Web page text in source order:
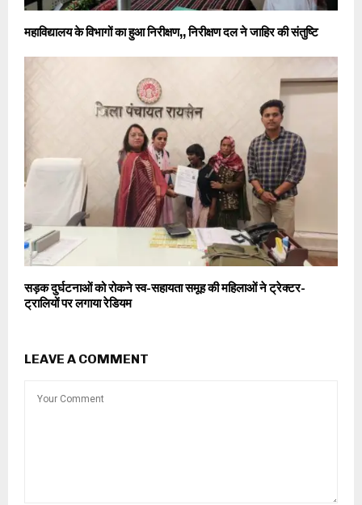
महाविद्यालय के विभागों का हुआ निरीक्षण,, निरीक्षण दल ने जाहिर की संतुष्टि
सड़क दुर्घटनाओं को रोकने स्व-सहायता समूह की महिलाओं ने ट्रेक्टर-
ट्रालियों पर लगाया रेडियम
LEAVE A COMMENT